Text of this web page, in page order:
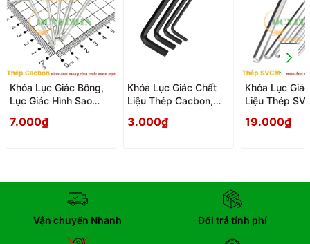
Khóa Lục Giác Bông,
Lục Giác Hình Sao
7.000₫
Khóa Lục Giác Chất
Liệu Thép Cacbon,
3.000₫
Khóa Lục
Liệu Thép
19.000₫
Vận chuyển Nhanh Đổi trả tính phí